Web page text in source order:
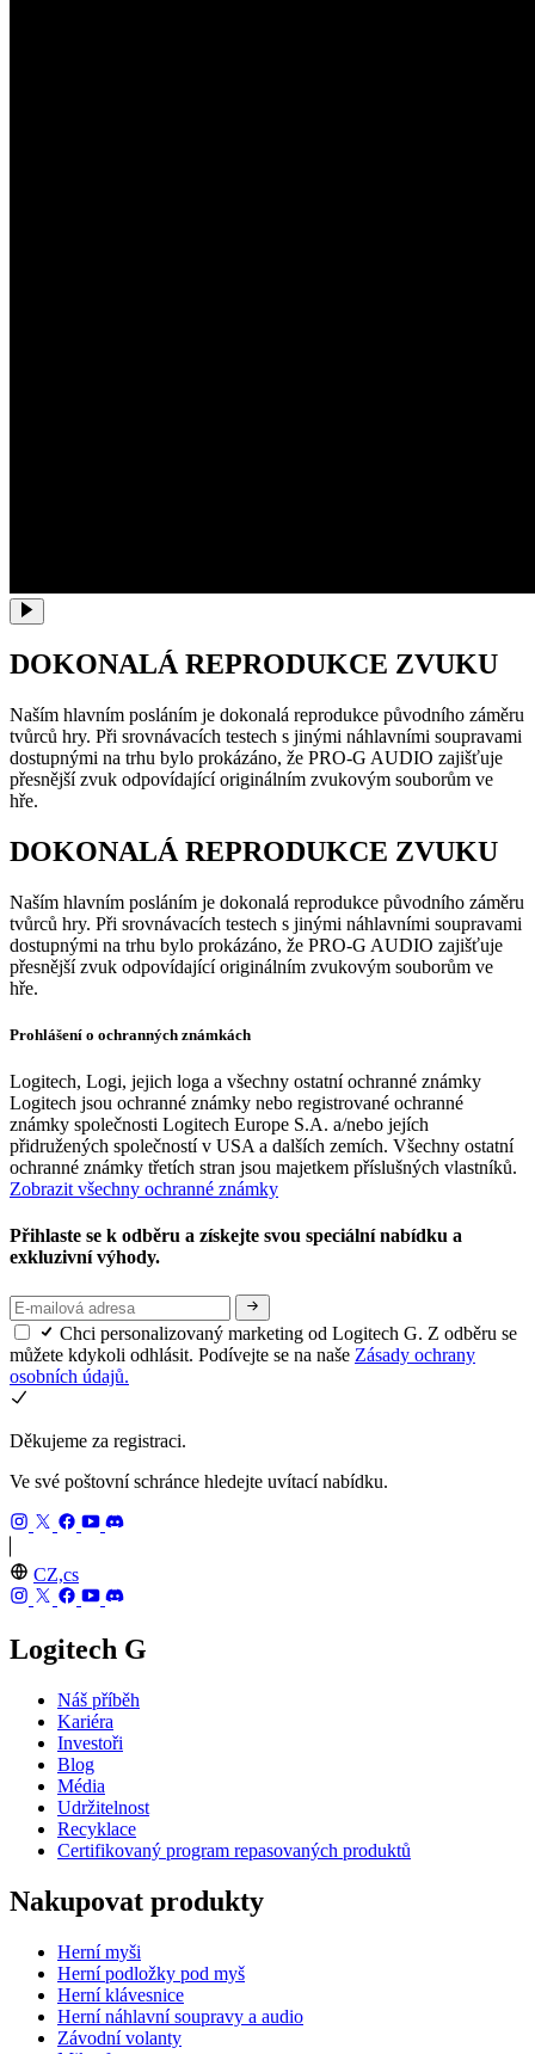
DOKONALÁ REPRODUKCE ZVUKU
Naším hlavním posláním je dokonalá reprodukce původního záměru
tvůrců hry. Při srovnávacích testech s jinými náhlavními soupravami
dostupnými na trhu bylo prokázáno, že PRO-G AUDIO zajišťuje
přesnější zvuk odpovídající originálním zvukovým souborům ve
hře.
DOKONALÁ REPRODUKCE ZVUKU
Naším hlavním posláním je dokonalá reprodukce původního záměru
tvůrců hry. Při srovnávacích testech s jinými náhlavními soupravami
dostupnými na trhu bylo prokázáno, že PRO-G AUDIO zajišťuje
přesnější zvuk odpovídající originálním zvukovým souborům ve
hře.
Prohlášení o ochranných známkách
Logitech, Logi, jejich loga a všechny ostatní ochranné známky
Logitech jsou ochranné známky nebo registrované ochranné
známky společnosti Logitech Europe S.A. a/nebo jejích
přidružených společností v USA a dalších zemích. Všechny ostatní
ochranné známky třetích stran jsou majetkem příslušných vlastníků.
Zobrazit všechny ochranné známky
Přihlaste se k odběru a získejte svou speciální nabídku a
exkluzivní výhody.
Chci personalizovaný marketing od Logitech G. Z odběru se
můžete kdykoli odhlásit. Podívejte se na naše Zásady ochrany
osobních údajů.
Děkujeme za registraci.
Ve své poštovní schránce hledejte uvítací nabídku.
CZ,cs
Logitech G
Náš příběh
Kariéra
Investoři
Blog
Média
Udržitelnost
Recyklace
Certifikovaný program repasovaných produktů
Nakupovat produkty
Herní myši
Herní podložky pod myš
Herní klávesnice
Herní náhlavní soupravy a audio
Závodní volanty